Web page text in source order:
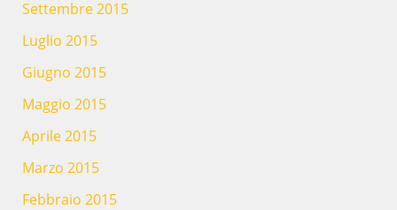
Settembre 2015
Luglio 2015
Giugno 2015
Maggio 2015
Aprile 2015
Marzo 2015
Febbraio 2015